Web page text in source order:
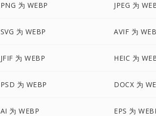
PNG 为 WEBP JPEG 为
SVG 为 WEBP AVIF 为
JFIF 为 WEBP HEIC 为
PSD 为 WEBP DOCX 为
AI 为 WEBP EPS 为